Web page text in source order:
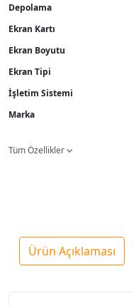
Depolama
Ekran Kartı
Ekran Boyutu
Ekran Tipi
İşletim Sistemi
Marka
Tüm Özellikler
Ürün Açıklaması